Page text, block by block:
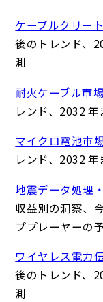
ケーブルクリー
後のトレンド、
測
耐火ケーブル市
レンド、2032
マイクロ電池市
レンド、2032
地震データ処理
収益別の洞察、
ププレーヤーの
ワイヤレス電力
後のトレンド、
測